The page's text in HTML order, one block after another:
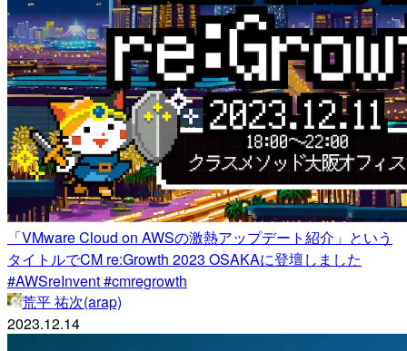
「VMware Cloud on AWSの激熱アップデート紹介」という
タイトルでCM re:Growth 2023 OSAKAに登壇しました
#AWSreInvent #cmregrowth
荒平 祐次(arap)
2023.12.14